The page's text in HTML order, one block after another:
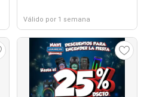
Válido por 1 semana